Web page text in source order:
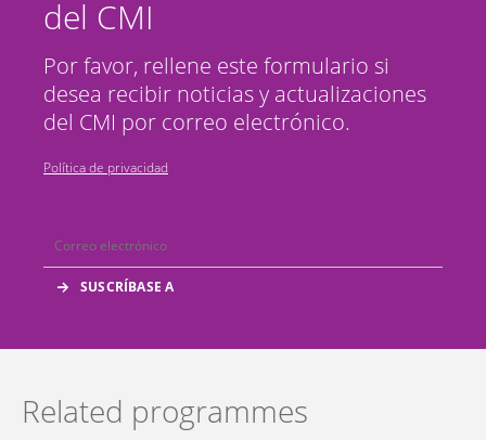
del CMI
Por favor, rellene este formulario si
desea recibir noticias y actualizaciones
del CMI por correo electrónico.
Política de privacidad
Related programmes